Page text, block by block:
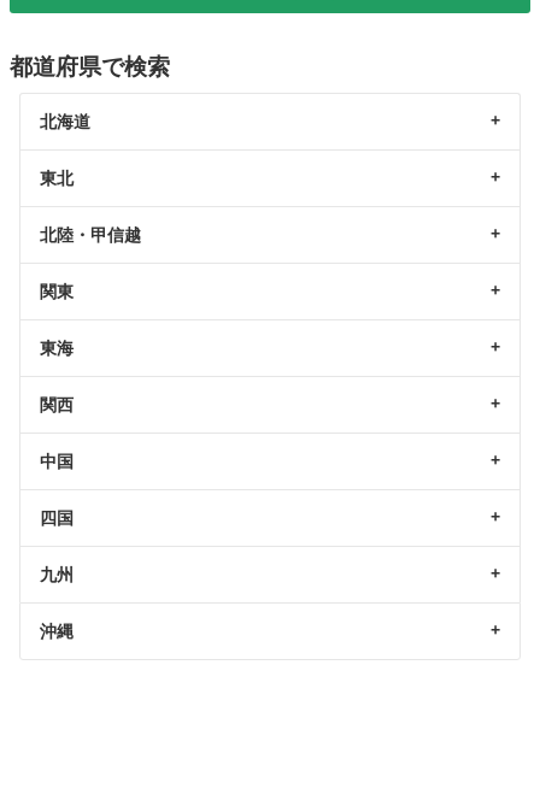
都道府県で検索
北海道
東北
北陸・甲信越
関東
東海
関西
中国
四国
九州
沖縄